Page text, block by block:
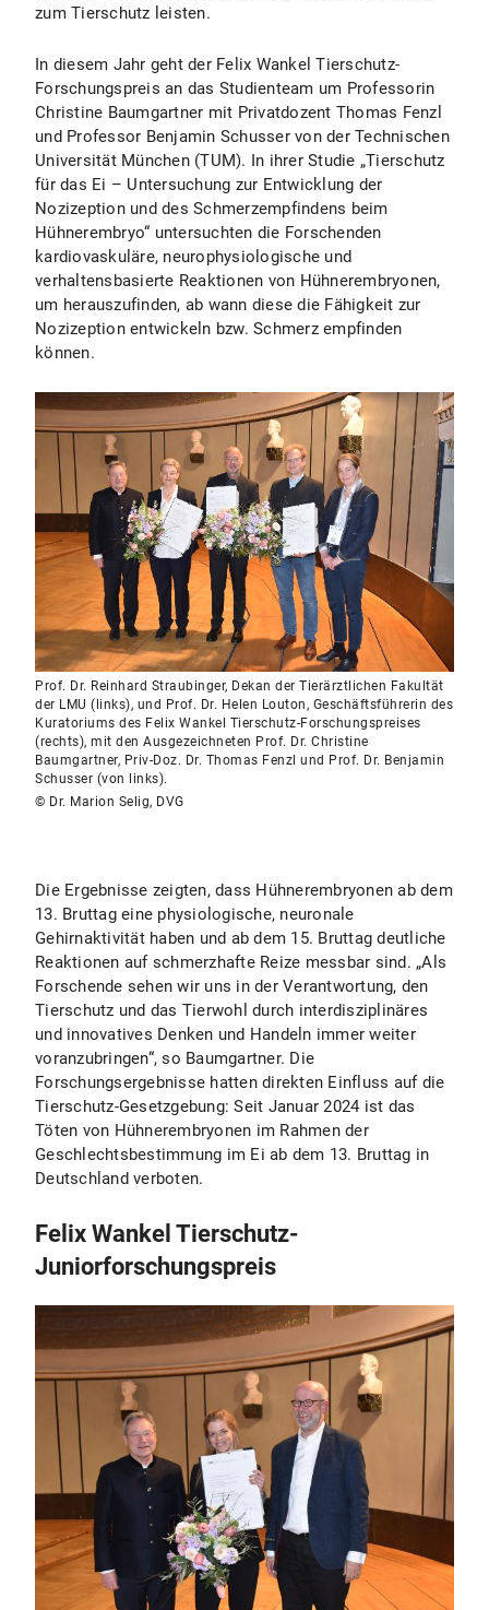
zum Tierschutz leisten.
In diesem Jahr geht der Felix Wankel Tierschutz-
Forschungspreis an das Studienteam um Professorin
Christine Baumgartner mit Privatdozent Thomas Fenzl
und Professor Benjamin Schusser von der Technischen
Universität München (TUM). In ihrer Studie „Tierschutz
für das Ei – Untersuchung zur Entwicklung der
Nozizeption und des Schmerzempfindens beim
Hühnerembryo“ untersuchten die Forschenden
kardiovaskuläre, neurophysiologische und
verhaltensbasierte Reaktionen von Hühnerembryonen,
um herauszufinden, ab wann diese die Fähigkeit zur
Nozizeption entwickeln bzw. Schmerz empfinden
können.
Prof. Dr. Reinhard Straubinger, Dekan der Tierärztlichen Fakultät
der LMU (links), und Prof. Dr. Helen Louton, Geschäftsführerin des
Kuratoriums des Felix Wankel Tierschutz-Forschungspreises
(rechts), mit den Ausgezeichneten Prof. Dr. Christine
Baumgartner, Priv-Doz. Dr. Thomas Fenzl und Prof. Dr. Benjamin
Schusser (von links).
© Dr. Marion Selig, DVG
Die Ergebnisse zeigten, dass Hühnerembryonen ab dem
13. Bruttag eine physiologische, neuronale
Gehirnaktivität haben und ab dem 15. Bruttag deutliche
Reaktionen auf schmerzhafte Reize messbar sind. „Als
Forschende sehen wir uns in der Verantwortung, den
Tierschutz und das Tierwohl durch interdisziplinäres
und innovatives Denken und Handeln immer weiter
voranzubringen“, so Baumgartner. Die
Forschungsergebnisse hatten direkten Einfluss auf die
Tierschutz-Gesetzgebung: Seit Januar 2024 ist das
Töten von Hühnerembryonen im Rahmen der
Geschlechtsbestimmung im Ei ab dem 13. Bruttag in
Deutschland verboten.
Felix Wankel Tierschutz-
Juniorforschungspreis